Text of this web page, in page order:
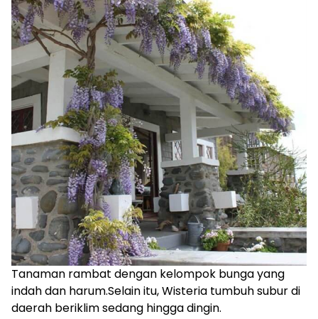
Tanaman rambat dengan kelompok bunga yang
indah dan harum.Selain itu, Wisteria tumbuh subur di
daerah beriklim sedang hingga dingin.